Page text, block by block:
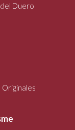
Duero